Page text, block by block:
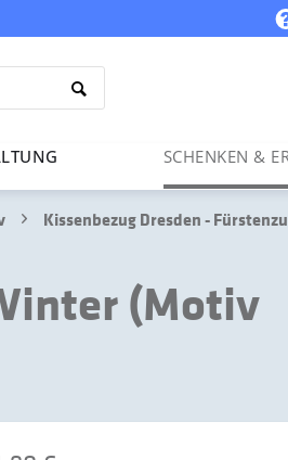
SCHENKEN &
Kissenbezug Dresden -
(Motiv